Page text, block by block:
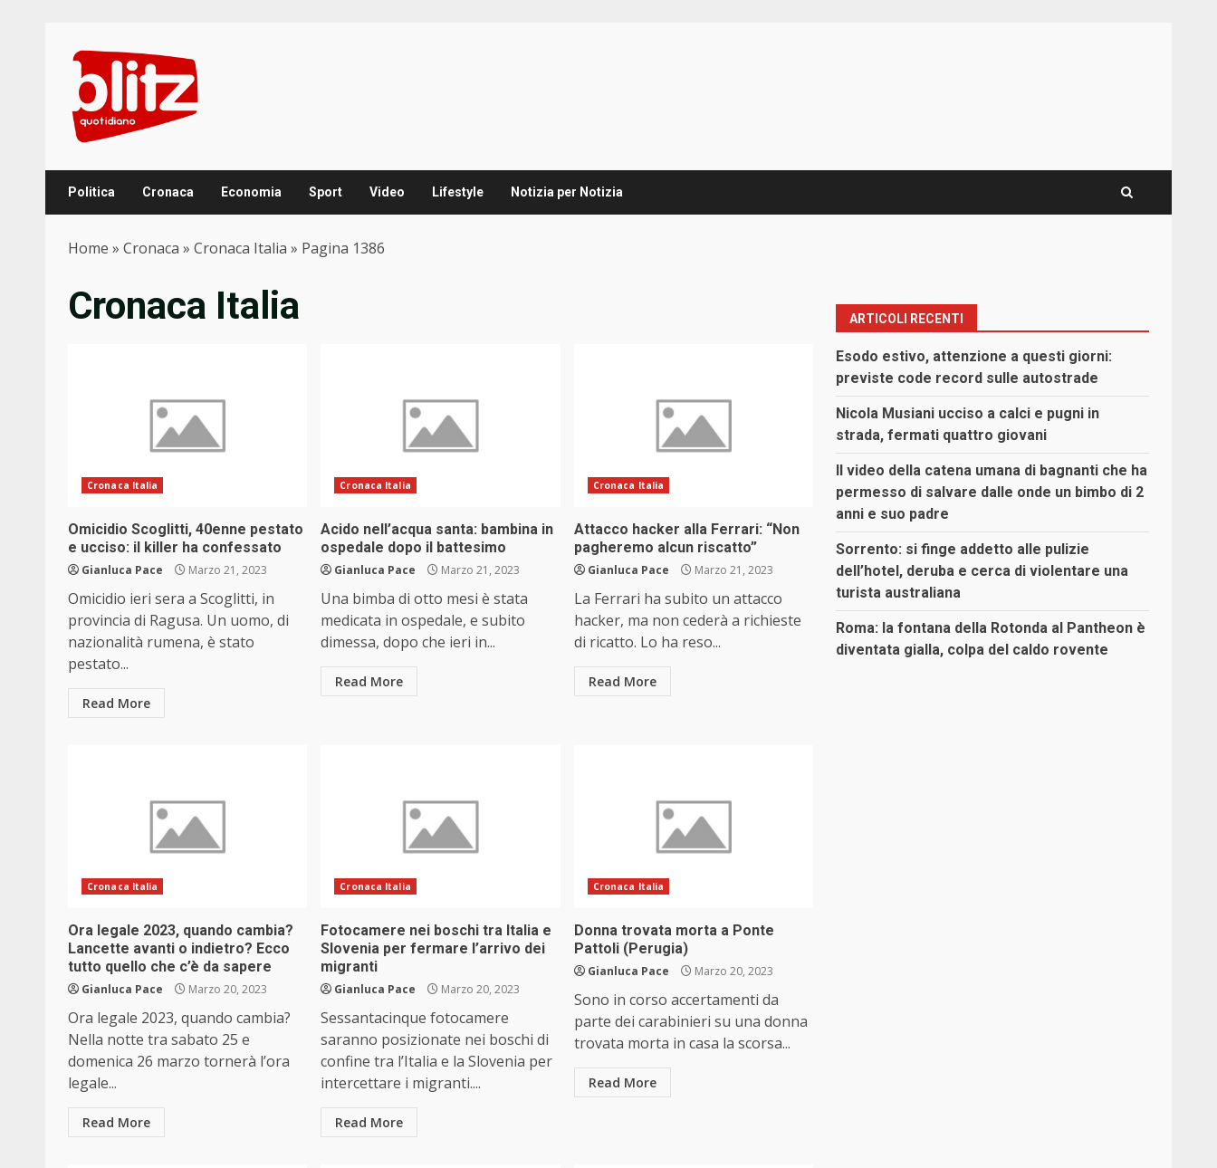
content
Politica Cronaca Economia Sport Video Lifestyle Notizia per Notizia
Home » Cronaca » Cronaca Italia » Pagina 1386
Cronaca Italia
Cronaca Italia
Omicidio Scoglitti, 40enne pestato
e ucciso: il killer ha confessato
Gianluca Pace Marzo 21, 2023
Omicidio ieri sera a Scoglitti, in
provincia di Ragusa. Un uomo, di
nazionalità rumena, è stato
pestato...
Read More
Cronaca Italia
Acido nell’acqua santa: bambina in
ospedale dopo il battesimo
Gianluca Pace Marzo 21, 2023
Una bimba di otto mesi è stata
medicata in ospedale, e subito
dimessa, dopo che ieri in...
Read More
Cronaca Italia
Attacco hacker alla Ferrari: “Non
pagheremo alcun riscatto”
Gianluca Pace Marzo 21, 2023
La Ferrari ha subito un attacco
hacker, ma non cederà a richieste
di ricatto. Lo ha reso...
Read More
Cronaca Italia
Ora legale 2023, quando cambia?
Lancette avanti o indietro? Ecco
tutto quello che c’è da sapere
Gianluca Pace Marzo 20, 2023
Ora legale 2023, quando cambia?
Nella notte tra sabato 25 e
domenica 26 marzo tornerà l’ora
legale...
Read More
Cronaca Italia
Fotocamere nei boschi tra Italia e
Slovenia per fermare l’arrivo dei
migranti
Gianluca Pace Marzo 20, 2023
Sessantacinque fotocamere
saranno posizionate nei boschi di
confine tra l’Italia e la Slovenia per
intercettare i migranti....
Read More
Cronaca Italia
Donna trovata morta a Ponte
Pattoli (Perugia)
Gianluca Pace Marzo 20, 2023
Sono in corso accertamenti da
parte dei carabinieri su una donna
trovata morta in casa la scorsa...
Read More
ARTICOLI RECENTI
Esodo estivo, attenzione a questi giorni:
previste code record sulle autostrade
Nicola Musiani ucciso a calci e pugni in
strada, fermati quattro giovani
Il video della catena umana di bagnanti che ha
permesso di salvare dalle onde un bimbo di 2
anni e suo padre
Sorrento: si finge addetto alle pulizie
dell’hotel, deruba e cerca di violentare una
turista australiana
Roma: la fontana della Rotonda al Pantheon è
diventata gialla, colpa del caldo rovente